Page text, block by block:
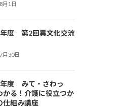
月1日
度 第2回異文化交流
月30日
度 みて・さわっ
かる！介護に役立つか
仕組み講座